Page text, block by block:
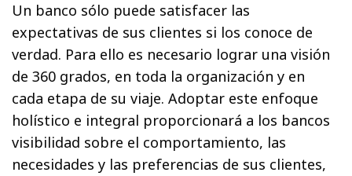
Un banco sólo puede satisfacer las
expectativas de sus clientes si los conoce de
verdad. Para ello es necesario lograr una visión
de 360 grados, en toda la organización y en
cada etapa de su viaje. Adoptar este enfoque
holístico e integral proporcionará a los bancos
visibilidad sobre el comportamiento, las
necesidades y las preferencias de sus clientes,